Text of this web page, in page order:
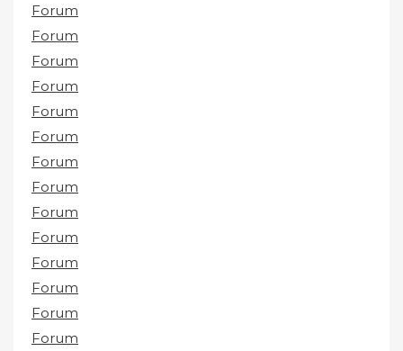
Forum
Forum
Forum
Forum
Forum
Forum
Forum
Forum
Forum
Forum
Forum
Forum
Forum
Forum